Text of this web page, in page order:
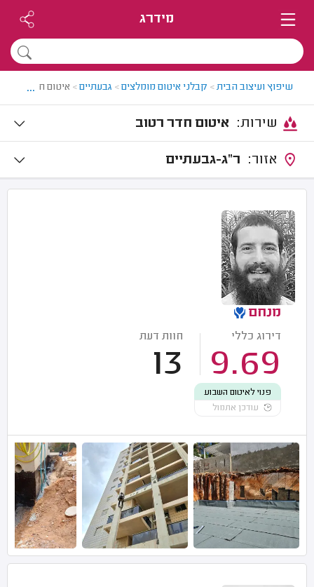
מידרג
שיפוץ ועיצוב הבית> קבלני איטום מומלצים> גבעתיים> איטום חדר רטוב
...
איטום חדר רטוב
ר"ג-גבעתיים
מנחם
דירוג כללי
9.69
חוות דעת
13
פנוי לאיטום השבוע
עודכן אתמול